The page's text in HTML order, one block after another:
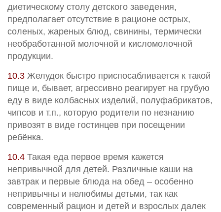
диетическому столу детского заведения,
предполагает отсутствие в рационе острых,
соленых, жареных блюд, свинины, термически
необработанной молочной и кисломолочной
продукции.
10.3 Желудок быстро приспосабливается к такой
пище и, бывает, агрессивно реагирует на грубую
еду в виде колбасных изделий, полуфабрикатов,
чипсов и т.п., которую родители по незнанию
привозят в виде гостинцев при посещении
ребёнка.
10.4 Такая еда первое время кажется
непривычной для детей. Различные каши на
завтрак и первые блюда на обед – особенно
непривычны и нелюбимы детьми, так как
современный рацион и детей и взрослых далек